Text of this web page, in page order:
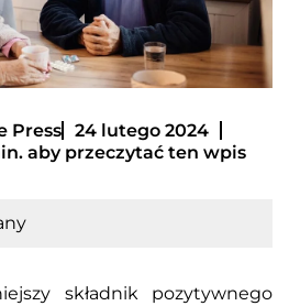
Press
24 lutego 2024
aby przeczytać ten wpis
składnik pozytywnego